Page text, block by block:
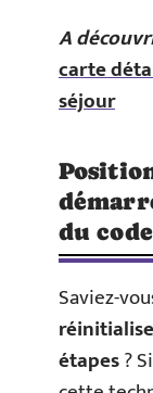
A
carte
séjour
du code
Saviez-
étapes?